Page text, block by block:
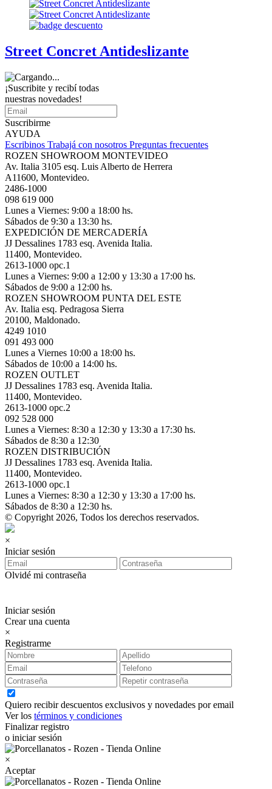
Street Concret Antideslizante
¡Suscribite y recibí todas
nuestras novedades!
Suscribirme
AYUDA
Escribinos Trabajá con nosotros Preguntas frecuentes
ROZEN SHOWROOM MONTEVIDEO
Av. Italia 3105 esq. Luis Alberto de Herrera
A11600, Montevideo.
2486-1000
098 619 000
Lunes a Viernes: 9:00 a 18:00 hs.
Sábados de 9:30 a 13:30 hs.
EXPEDICIÓN DE MERCADERÍA
JJ Dessalines 1783 esq. Avenida Italia.
11400, Montevideo.
2613-1000 opc.1
Lunes a Viernes: 9:00 a 12:00 y 13:30 a 17:00 hs.
Sábados de 9:00 a 12:00 hs.
ROZEN SHOWROOM PUNTA DEL ESTE
Av. Italia esq. Pedragosa Sierra
20100, Maldonado.
4249 1010
091 493 000
Lunes a Viernes 10:00 a 18:00 hs.
Sábados de 10:00 a 14:00 hs.
ROZEN OUTLET
JJ Dessalines 1783 esq. Avenida Italia.
11400, Montevideo.
2613-1000 opc.2
092 528 000
Lunes a Viernes: 8:30 a 12:30 y 13:30 a 17:30 hs.
Sábados de 8:30 a 12:30
ROZEN DISTRIBUCIÓN
JJ Dessalines 1783 esq. Avenida Italia.
11400, Montevideo.
2613-1000 opc.1
Lunes a Viernes: 8:30 a 12:30 y 13:30 a 17:00 hs.
Sábados de 8:30 a 12:30 hs.
© Copyright 2026, Todos los derechos reservados.
×
Iniciar sesión
Olvidé mi contraseña
Iniciar sesión
Crear una cuenta
×
Registrarme
Quiero recibir descuentos exclusivos y novedades por email
Ver los términos y condiciones
Finalizar registro
o iniciar sesión
×
Aceptar